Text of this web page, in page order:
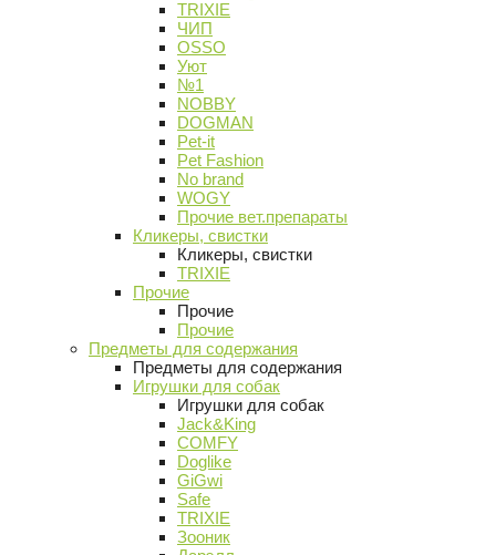
TRIXIE
ЧИП
OSSO
Уют
№1
NOBBY
DOGMAN
Pet-it
Pet Fashion
No brand
WOGY
Прочие вет.препараты
Кликеры, свистки
Кликеры, свистки
TRIXIE
Прочие
Прочие
Прочие
Предметы для содержания
Предметы для содержания
Игрушки для собак
Игрушки для собак
Jack&King
COMFY
Doglike
GiGwi
Safe
TRIXIE
Зооник